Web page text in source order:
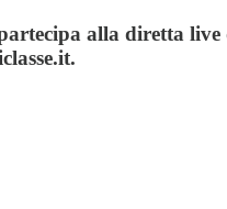
alla diretta live